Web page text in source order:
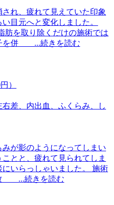
れ、疲れて見えていた印象
目元へと変化しました。
肪を取り除くだけの施術では
を併 ...続きを読む
）
差、内出血、ふくらみ、し
が影のようになってしまい
とと、疲れて見られてしま
いらっしゃいました。 ⁡施術
...続きを読む